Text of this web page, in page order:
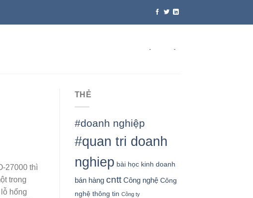
- -
27000 thì
trong
hổng
THẺ
#doanh nghiệp
#quan tri doanh
nghiep bài học kinh doanh
bán hàng cntt Công nghệ Công
nghệ thông tin Công ty